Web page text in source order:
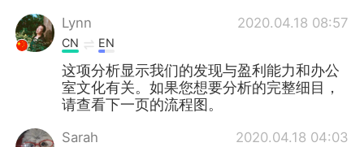
Lynn 2020.04.18 08:57
CN EN
这项分析显示我们的发现与盈利能力和办公
室文化有关。如果您想要分析的完整细目，
请查看下一页的流程图。
Sarah 2020.04.18 04:03